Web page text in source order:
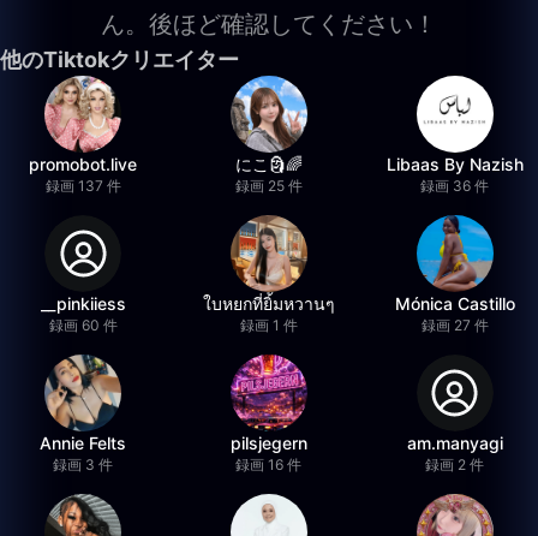
ん。後ほど確認してください！
他のTiktokクリエイター
promobot.live
録画 137 件
にこ🗿🌈
録画 25 件
Libaas By Nazish
録画 36 件
__pinkiiess
録画 60 件
ใบหยกที่ยิ้มหวานๆ
録画 1 件
Mónica Castillo
録画 27 件
Annie Felts
録画 3 件
pilsjegern
録画 16 件
am.manyagi
録画 2 件